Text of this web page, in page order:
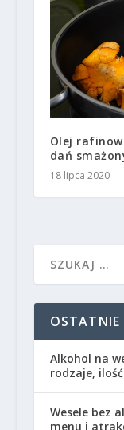
Olej
dań
18 lipca 2020
OSTATNIE
Alkohol na
rodzaje,
Wesele bez
menu i